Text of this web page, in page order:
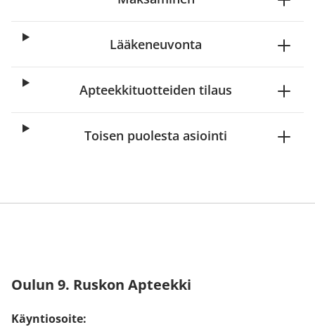
Lääkeneuvonta
Apteekkituotteiden tilaus
Toisen puolesta asiointi
Oulun 9. Ruskon Apteekki
Käyntiosoite: